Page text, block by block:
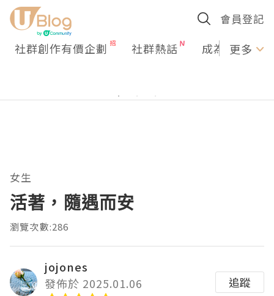
會員登記
社群創作有價企劃 社群熱話 成為U更多
女生
活著，隨遇而安
瀏覽次數:286
jojones
發佈於 2025.01.06
追蹤